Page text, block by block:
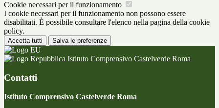
Cookie necessari per il funzionamento
I cookie necessari per il funzionamento non possono essere
disabilitati. È possibile consultare l'elenco nella pagina della cookie
policy.
Accetta tutti Salva le preferenze
Istituto Comprensivo Castelverde Roma
Contatti
Istituto Comprensivo Castelverde Roma